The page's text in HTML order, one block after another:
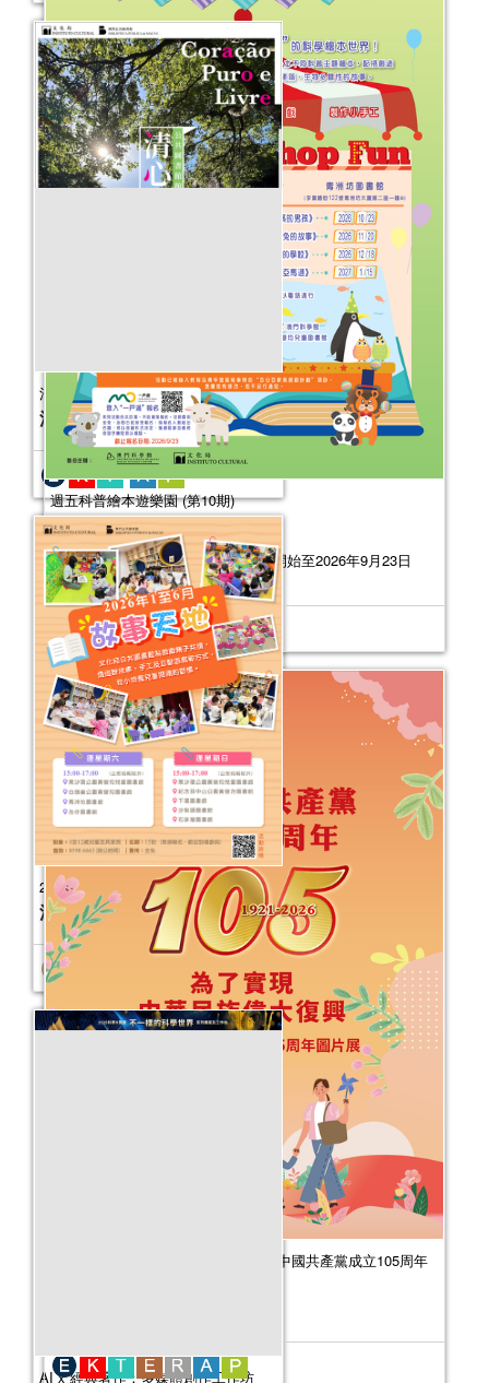
週五科普繪本遊樂園 (第10期)
活動日期：2026年10月16日
活動報名日期：2026年8月5日10:00開始至2026年9月23日
（將於9月25日公佈錄取名單）
為了實現中華民族偉大復興——慶祝中國共產黨成立105周年
清心自在──公共圖書館館藏主題書展
活動日期：2026年01月16日
2026年故事天地 (1-6月)
活動日期： 2026年01月03日
AI x 經典著作：多媒體創作工作坊